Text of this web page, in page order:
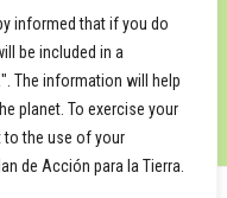
informed that if you do
be included in a
The information will help
planet. To exercise your
the use of your
de Acción para la Tierra.
European Union or
de la
Union nor SEPIE
for them.